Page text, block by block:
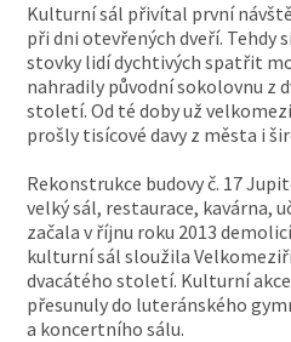
Kulturní sál přivítal první
při dni otevřených dveří. Tehdy
stovky lidí dychtivých spatřit
nahradily původní sokolovnu z
století. Od té doby už
prošly tisícové davy z města i
Rekonstrukce budovy č. 17
velký sál, restaurace, kavárna,
začala v říjnu roku 2013
kulturní sál sloužila
dvacátého století. Kulturní akce
přesunuly do luteránského
a koncertního sálu.